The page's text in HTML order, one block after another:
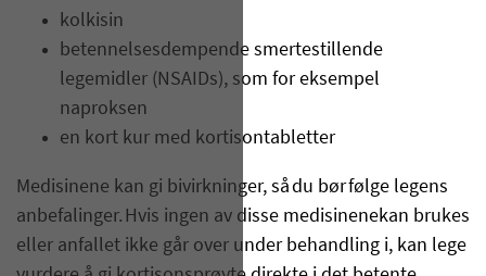
kolkisin
betennelsesdempende smertestillende
legemidler (NSAIDs), som for eksempel
naproksen
en kort kur med kortisontabletter
Medisinene kan gi bivirkninger, så du bør følge legens
anbefalinger. Hvis ingen av disse medisinenekan brukes
eller anfallet ikke går over under behandling i, kan lege